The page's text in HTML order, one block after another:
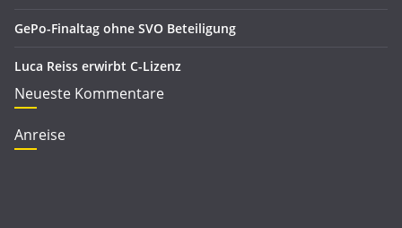
GePo-Finaltag ohne SVO Beteiligung
Luca Reiss erwirbt C-Lizenz
Neueste Kommentare
Anreise